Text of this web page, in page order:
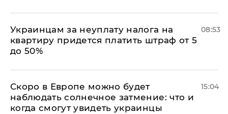
Украинцам за неуплату налога на
квартиру придется платить штраф от 5
до 50%
08:53
Скоро в Европе можно будет
наблюдать солнечное затмение: что и
когда смогут увидеть украинцы
15:04